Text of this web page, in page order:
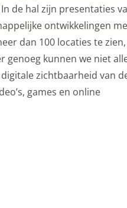
de hal zijn presentaties
ontwikkelingen
dan 100 locaties te zien,
genoeg kunnen we niet
zichtbaarheid van
games en online
gebruiken we
anoniem in beeld
bijvoorbeeld
(apps), gerelateerd
zodat je filmpjes